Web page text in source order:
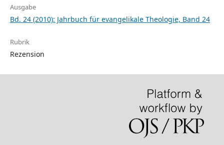
Ausgabe
Bd. 24 (2010): Jahrbuch für evangelikale Theologie, Band 24
Rubrik
Rezension